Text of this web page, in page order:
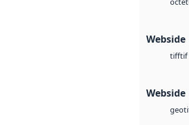
Webside
tifftif
Webside